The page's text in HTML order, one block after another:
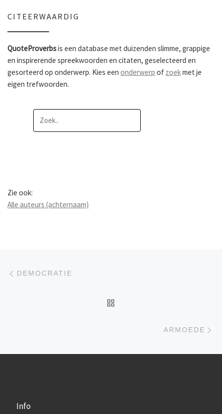
CITEERWAARDIG
QuoteProverbsis een database met duizenden slimme, grappige
en inspirerende spreekwoorden en citaten, geselecteerd en
gesorteerd op onderwerp. Kies een onderwerp of zoekmet je
eigen trefwoorden.
Zie ook:
Alle auteurs (achternaam)
Berichtnavigatie
DEMOCRATIE
ARMOEDE
Info